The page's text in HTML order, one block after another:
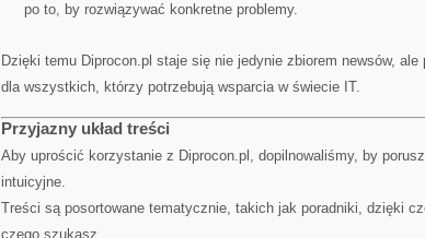
po to, by rozwiązywać konkretne problemy.
Dzięki temu Diprocon.pl staje się nie jedynie zbiorem newsów,
dla wszystkich, którzy potrzebują wsparcia w świecie IT.
Przyjazny układ treści
Aby uprościć korzystanie z Diprocon.pl, dopilnowaliśmy, by
intuicyjne.
Treści są posortowane tematycznie, takich jak poradniki, dzięki
czego szukasz.